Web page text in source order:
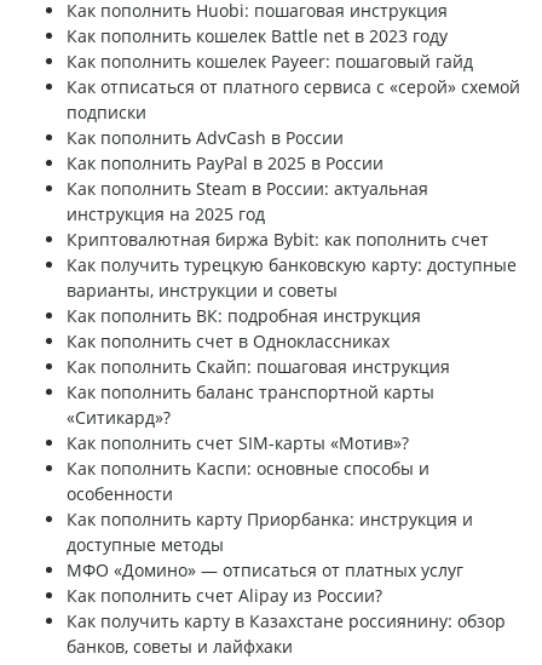
Как пополнить Huobi: пошаговая инструкция
Как пополнить кошелек Battle net в 2023 году
Как пополнить кошелек Payeer: пошаговый гайд
Как отписаться от платного сервиса с «серой» схемой
подписки
Как пополнить AdvCash в России
Как пополнить PayPal в 2025 в России
Как пополнить Steam в России: актуальная
инструкция на 2025 год
Криптовалютная биржа Bybit: как пополнить счет
Как получить турецкую банковскую карту: доступные
варианты, инструкции и советы
Как пополнить ВК: подробная инструкция
Как пополнить счет в Одноклассниках
Как пополнить Скайп: пошаговая инструкция
Как пополнить баланс транспортной карты
«Ситикард»?
Как пополнить счет SIM-карты «Мотив»?
Как пополнить Каспи: основные способы и
особенности
Как пополнить карту Приорбанка: инструкция и
доступные методы
МФО «Домино» — отписаться от платных услуг
Как пополнить счет Alipay из России?
Как получить карту в Казахстане россиянину: обзор
банков, советы и лайфхаки